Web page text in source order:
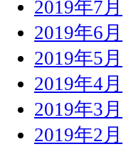
2019年7月
2019年6月
2019年5月
2019年4月
2019年3月
2019年2月